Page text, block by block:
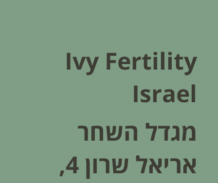
Ivy Fertility
Israel
מגדל השחר
אריאל שרון 4,